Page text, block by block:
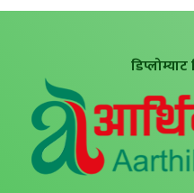
डिप्लोम्याट